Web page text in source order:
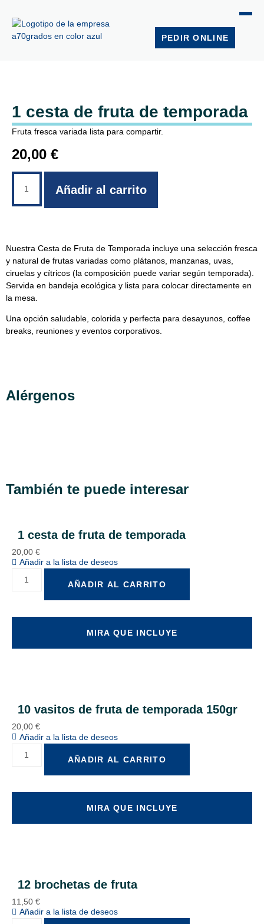
PEDIR ONLINE
1 cesta de fruta de temporada
Fruta fresca variada lista para compartir.
20,00 €
Añadir al carrito
Nuestra Cesta de Fruta de Temporada incluye una selección fresca
y natural de frutas variadas como plátanos, manzanas, uvas,
ciruelas y cítricos (la composición puede variar según temporada).
Servida en bandeja ecológica y lista para colocar directamente en
la mesa.
Una opción saludable, colorida y perfecta para desayunos, coffee
breaks, reuniones y eventos corporativos.
Alérgenos
También te puede interesar
1 cesta de fruta de temporada
20,00 €
Añadir a la lista de deseos
AÑADIR AL CARRITO
MIRA QUE INCLUYE
10 vasitos de fruta de temporada 150gr
20,00 €
Añadir a la lista de deseos
AÑADIR AL CARRITO
MIRA QUE INCLUYE
12 brochetas de fruta
11,50 €
Añadir a la lista de deseos